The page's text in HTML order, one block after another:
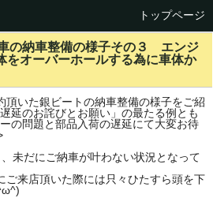
トップページ
の納車整備の様子その３ エンジ
をオーバーホールする為に車体か
頂いた銀ビートの納車整備の様子をご紹
延のお詫びとお願い」の最たる例とも
の問題と部品入荷の遅延にて大変お待
未だにご納車が叶わない状況となって
ご来店頂いた際には只々ひたすら頭を下